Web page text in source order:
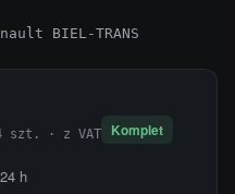
BIEL-TRANS
szt. · z VAT Komplet
h